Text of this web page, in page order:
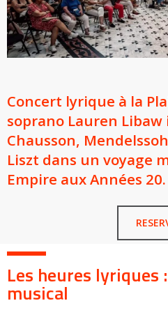
Concert lyrique à la
soprano Lauren
Chausson,
Liszt dans un voyage
Empire aux Années 20.
Les heures lyriques
musical